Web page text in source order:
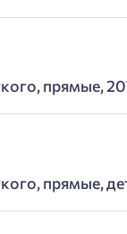
прямые,
прямые,